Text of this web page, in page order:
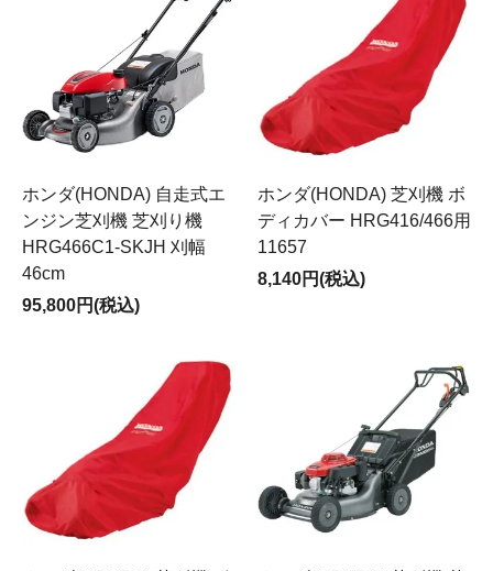
ホンダ(HONDA) 自走式エ
ンジン芝刈機 芝刈り機
HRG466C1-SKJH 刈幅
46cm
95,800円(税込)
ホンダ(HONDA) 芝刈機 ボ
ディカバー HRG416/466用
11657
8,140円(税込)